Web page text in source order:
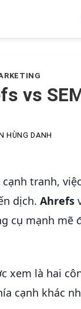
vs
HÙNG DANH
cạnh tranh,
dịch. Ahrefs
cụ mạnh
xem là hai
cạnh khác